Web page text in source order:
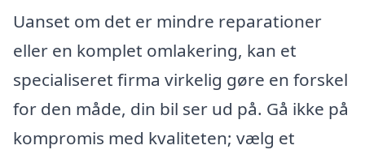
Uanset om det er mindre reparationer
eller en komplet omlakering, kan et
specialiseret firma virkelig gøre en forskel
for den måde, din bil ser ud på. Gå ikke på
kompromis med kvaliteten; vælg et